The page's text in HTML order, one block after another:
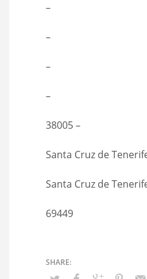
–
–
–
–
38005 –
Santa Cruz de
Santa Cruz de
69449